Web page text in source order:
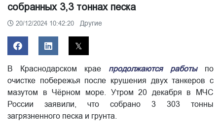
собранных 3,3 тоннах песка
20/12/2024 10:42:20 Другие
В Краснодарском крае продолжаются работы
по
очистке побережья после крушения двух танкеров с
мазутом в Чёрном море. Утром 20 декабря в МЧС
России заявили, что собрано 3 303 тонны
загрязненного песка и грунта.